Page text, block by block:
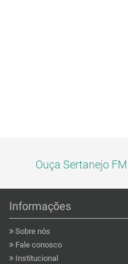
Ouça Sertanejo
Informações
Sobre nós
Fale conosco
Institucional